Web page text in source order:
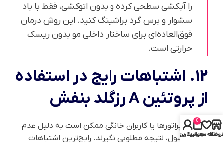
را آبکشی سطحی کرده و بدون اتوکشی، فقط با باد
سشوار و برس گرد براشینگ کنید. این روش درمان
فوق‌العاده‌ای برای ساختار داخلی مو بدون ریسک
حرارتی است.
12. اشتباهات رایج در استفاده
از پروتئین A رزگلد بنفش
برخی از اپراتورها یا کاربران خانگی ممکن است به دلیل عدم
رعایت اصول، نتیجه مطلوبی نگیرند. رایج‌ترین اشتباهاتفروشگاه
علاقه مندی
0
سبد خرید
حساب کاربری من